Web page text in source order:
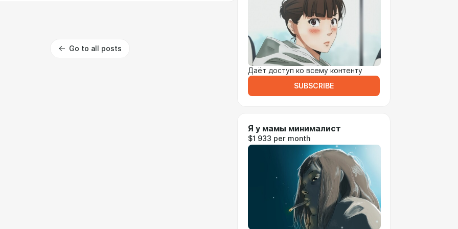
Go to all posts
Даёт доступ ко всему контенту
SUBSCRIBE
Я у мамы минималист
$1 933 per month